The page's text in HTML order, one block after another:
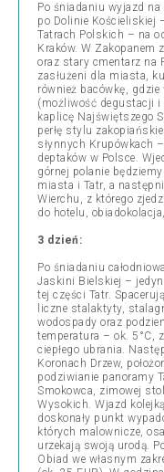
Po śniadaniu wyjazd na
po Dolinie Kościeliskiej
Tatrach Polskich – na
Kraków. W Zakopanem
oraz stary cmentarz na
zasłużeni dla miasta,
również bacówkę,
(możliwość degustacji
kaplicę Najświętszego
perłę stylu
słynnych Krupówkach
deptaków w Polsce.
górnej polanie
miasta i Tatr, a
Wierchu, z którego
do hotelu,
3 dzień:
Po śniadaniu
Jaskini Bielskiej –
tej części Tatr.
liczne stalaktyty,
wodospady oraz
temperatura – ok. 5°C,
ciepłego ubrania.
Koronach Drzew,
podziwianie panoramy
Smokowca, zimowej
Wysokich. Wjazd
doskonały punkt
których malownicze,
urzekają swoją urodą.
Obiad we własnym